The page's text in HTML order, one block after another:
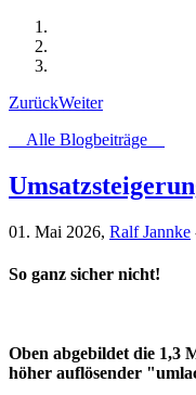
ZurückWeiter
Alle Blogbeiträge
01. Mai 2026, Ralf Jannke
So ganz sicher nicht!
Oben abgebildet die 1,3
höher auflösender